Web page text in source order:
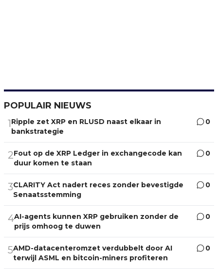
POPULAIR NIEUWS
1Ripple zet XRP en RLUSD naast elkaar in
bankstrategie
0
2Fout op de XRP Ledger in exchangecode kan
duur komen te staan
0
3CLARITY Act nadert reces zonder bevestigde
Senaatsstemming
0
4AI-agents kunnen XRP gebruiken zonder de
prijs omhoog te duwen
0
5AMD-datacenteromzet verdubbelt door AI
terwijl ASML en bitcoin-miners profiteren
0